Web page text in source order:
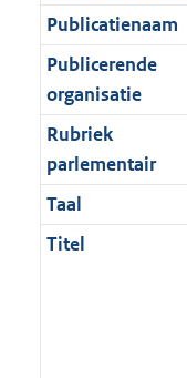
Publicatienaam
Publicerende
organisatie
Rubriek
parlementair
Taal
Titel